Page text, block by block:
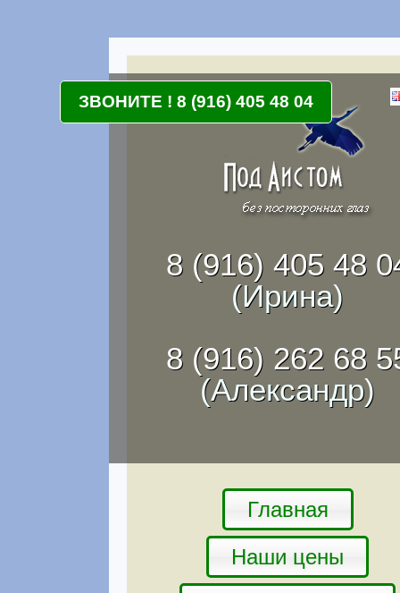
8 (916) 405 48
(Ирина)
8 (916) 262 68
(Александр)
Главная
Наши цены
ЗВОНИТЕ ! 8 (916) 405 48 04